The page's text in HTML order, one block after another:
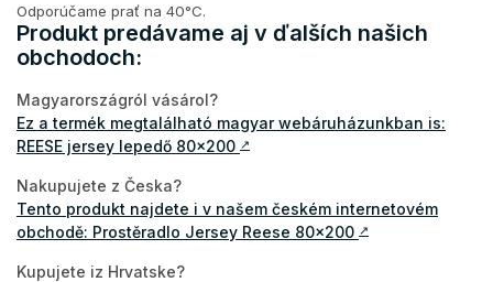
Odporúčame prať na 40°C.
Produkt predávame aj v ďalších našich
obchodoch:
Magyarországról vásárol?
Ez a termék megtalálható magyar webáruházunkban is:
REESE jersey lepedő 80x200 ↗
Nakupujete z Česka?
Tento produkt najdete i v našem českém internetovém
obchodě: Prostěradlo Jersey Reese 80x200 ↗
Kupujete iz Hrvatske?